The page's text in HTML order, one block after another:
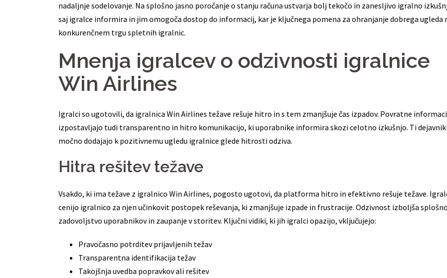
nadaljnje sodelovanje. Na splošno jasno poročanje o stanju računa ustvarja bolj tekočo in zanesljivo igralno
saj igralce informira in jim omogoča dostop do informacij, kar je ključnega pomena za ohranjanje dobrega ugleda
konkurenčnem trgu spletnih igralnic.
Mnenja igralcev o odzivnosti igralnice
Win Airlines
Igralci so ugotovili, da igralnica Win Airlines težave rešuje hitro in s tem zmanjšuje čas izpadov. Povratne
izpostavljajo tudi transparentno in hitro komunikacijo, ki uporabnike informira skozi celotno izkušnjo. Ti
močno dodajajo k pozitivnemu ugledu igralnice glede hitrosti odziva.
Hitra rešitev težave
Vsakdo, ki ima težave z igralnico Win Airlines, pogosto ugotovi, da platforma hitro in efektivno rešuje težave.
cenijo igralnico za njen učinkovit postopek reševanja, ki zmanjšuje izpade in frustracije. Odzivnost izboljša splošno
zadovoljstvo uporabnikov in zaupanje v storitev. Ključni vidiki, ki jih igralci opazijo, vključujejo:
Pravočasno potrditev prijavljenih težav
Transparentna identifikacija težav
Takojšnja uvedba popravkov ali rešitev